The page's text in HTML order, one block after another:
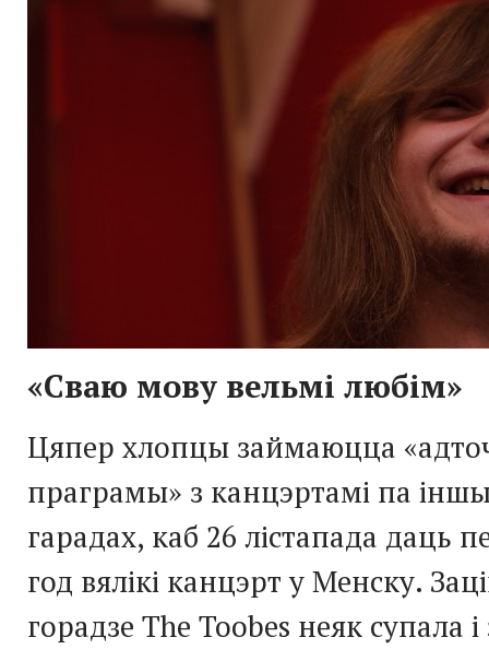
«Сваю мову вельмі любім»
Цяпер хлопцы займаюцца
праграмы» з канцэртамі па
гарадах, каб 26 лістапада даць
год вялікі канцэрт у Менску.
горадзе The Toobes неяк супала і